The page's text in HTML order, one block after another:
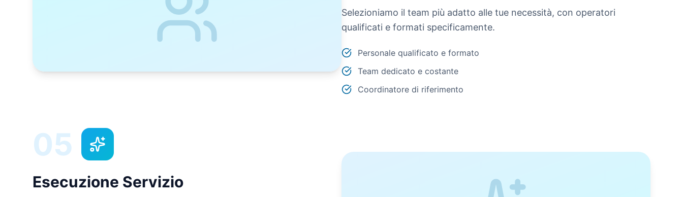
Selezioniamo il team più adatto alle tue necessità, con operatori
qualificati e formati specificamente.
Personale qualificato e formato
Team dedicato e costante
Coordinatore di riferimento
05
Esecuzione Servizio